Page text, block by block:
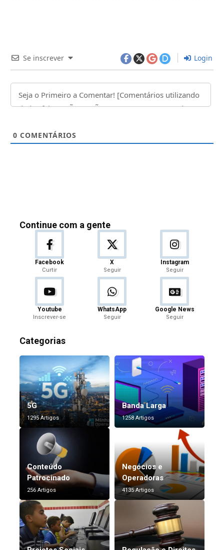
Se inscrever Login
0 COMENTÁRIOS
Continue com a gente
Facebook
Curtir
X
Seguir
Instagram
Seguir
Youtube
Inscrever-se
WhatsApp
Seguir
Google News
Seguir
Categorias
5G
1295 Artigos
Banda Larga
1258 Artigos
Conteúdo
Patrocinado
256 Artigos
Negócios e
Operadoras
4135 Artigos